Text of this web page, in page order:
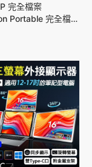
完全檔案
Portable 完全檔案